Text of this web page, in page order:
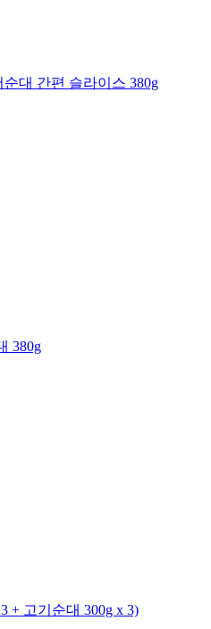
대 간편 슬라이스 380g
380g
+ 고기순대 300g x 3)